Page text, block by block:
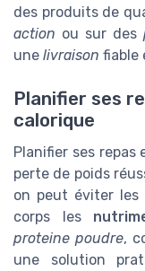
des produits de
action ou sur des
une livraison fiable
Planifier ses
calorique
Planifier ses
perte de poids
on peut éviter
corps les
proteine poudre,
une solution